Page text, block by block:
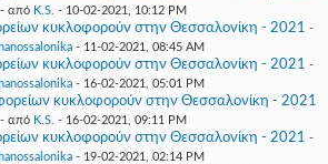
- από K.S. - 10-02-2021, 10:12 PM
κυκλοφορούν στην Θεσσαλονίκη - 2021 -
- 11-02-2021, 08:45 AM
κυκλοφορούν στην Θεσσαλονίκη - 2021 -
- 16-02-2021, 05:01 PM
κυκλοφορούν στην Θεσσαλονίκη - 2021
- από K.S. - 16-02-2021, 09:11 PM
κυκλοφορούν στην Θεσσαλονίκη - 2021 -
- 19-02-2021, 02:14 PM